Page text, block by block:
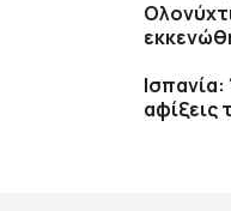
αφίξεις